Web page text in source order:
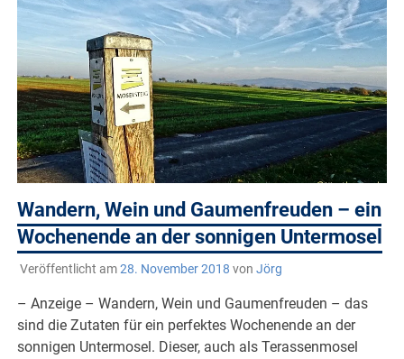
Wandern, Wein und Gaumenfreuden – ein
Wochenende an der sonnigen Untermosel
Veröffentlicht am28. November 2018 von Jörg
– Anzeige – Wandern, Wein und Gaumenfreuden – das
sind die Zutaten für ein perfektes Wochenende an der
sonnigen Untermosel. Dieser, auch als Terassenmosel